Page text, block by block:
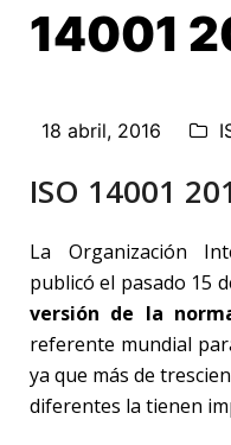
14001
18 abril, 2016
ISO 14001
La Organización
publicó el pasado 15
versión de la
referente mundial
ya que más de
diferentes la tienen